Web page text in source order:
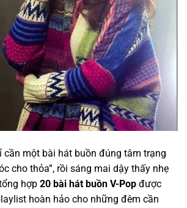
cần một bài hát buồn đúng tâm trạng
cho thỏa”, rồi sáng mai dậy thấy nhẹ
hợp 20 bài hát buồn V-Pop được
hoàn hảo cho những đêm cần